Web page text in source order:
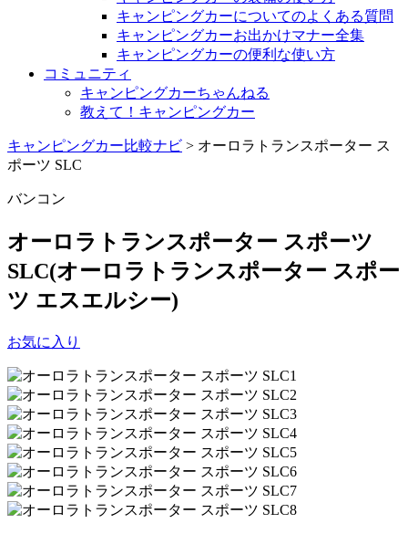
キャンピングカーについてのよくある質問
キャンピングカーお出かけマナー全集
キャンピングカーの便利な使い方
コミュニティ
キャンピングカーちゃんねる
教えて！キャンピングカー
キャンピングカー比較ナビ > オーロラトランスポーター ス
ポーツ SLC
バンコン
オーロラトランスポーター スポーツ
SLC(オーロラトランスポーター スポー
ツ エスエルシー)
お気に入り